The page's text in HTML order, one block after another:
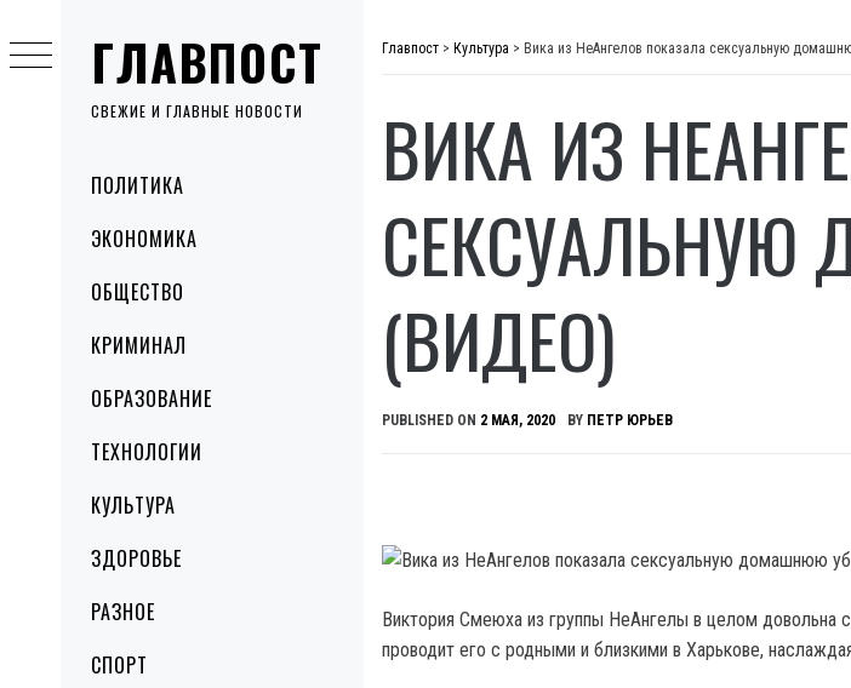
ГЛАВПОСТ
СВЕЖИЕ И ГЛАВНЫЕ НОВОСТИ
MenuПОЛИТИКА
ЭКОНОМИКА
ОБЩЕСТВО
КРИМИНАЛ
ОБРАЗОВАНИЕ
ТЕХНОЛОГИИ
КУЛЬТУРА
ЗДОРОВЬЕ
РАЗНОЕ
СПОРТ
to
content
Главпост > Культура > Вика из НеАнгелов показала сексуальную
ВИКА ИЗ
(ВИДЕО)
PUBLISHED ON 2 МАЯ, 2020 BY ПЕТР ЮРЬЕВ
Виктория Смеюха из группы НеАнгелы в целом довольна
проводит его с родными и близкими в Харькове,